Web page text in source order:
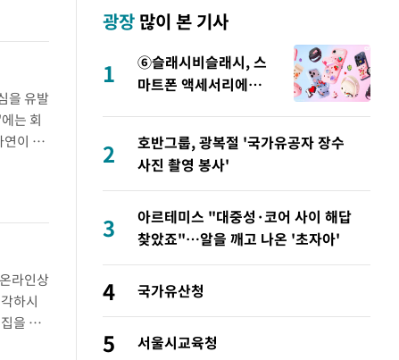
을 유발
는 회
연이 올
다. 두
라인상
하시
을 우
다"고
광장 많이 본 기사
1
⑥슬래시비슬래시, 스
마트폰 액세서리에
2
호반그룹, 광복절 '국가유공자 장수
사진 촬영 봉사'
3
아르테미스 "대중성·코어 사이 해답
찾았죠"…알을 깨고 나온 '초자아'
4 국가유산청
5 서울시교육청